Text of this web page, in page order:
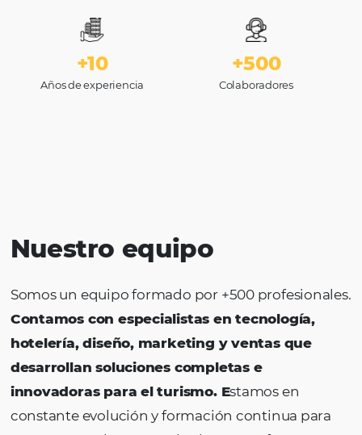
tecnológicas para la industria turística, con varios
proyectos exitosos que solo fueron posibles
confianza mutua de nuestros clientes y socios.
+R$25Bi +20Mi